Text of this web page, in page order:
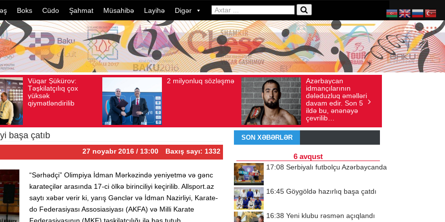
Boks Cüdo Şahmat Müsahibə Layihə Digər
2 milyonluq sözləşmə
Avqust 04, 2026
Azərbaycan
idmançılarının
dələduzluq əməlləri
davam edir. Son 5
ildə bu, ənənəyə
Baxış sayı: 136
Avqust 04, 2026
qeyd etməsə də,
ürəyi hər zaman
doğma yurdu ilə
döyünür
İyul 30, 2026
başa çatıb
27 noyabr 2016 / 13:00 Baxış sayı: 1332
“Sərhədçi” Olimpiya İdman Mərkəzində yeniyetmə və gənc
karateçilər arasında 17-ci ölkə birinciliyi keçirilib. Allsport.az
saytı xəbər verir ki, yarış Gənclər və İdman Nazirliyi, Karate-
do Federasiyası Assosiasiyası (AKFA) və Milli Karate
SON XƏBƏRLƏR
6 avqust
17:08 Serbiyalı futbolçu Azərbaycanda
16:45 Göygöldə hazırlıq başa çatdı
16:38 Yeni klubu rəsmən açıqlandı